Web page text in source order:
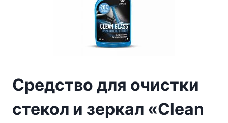
Средство для очистки
стекол и зеркал «Clean